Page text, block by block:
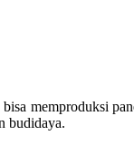
memproduksi
budidaya.